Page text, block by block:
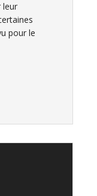
leur
pour le